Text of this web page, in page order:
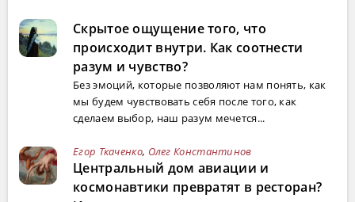
Скрытое ощущение того, что
происходит внутри. Как соотнести
разум и чувство?
Без эмоций, которые позволяют нам понять, как
мы будем чувствовать себя после того, как
сделаем выбор, наш разум мечется...
Егор Ткаченко, Олег Константинов
Центральный дом авиации и
космонавтики превратят в ресторан?